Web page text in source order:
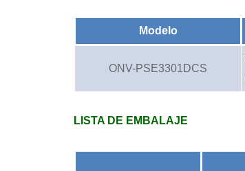
Modelo
ONV-PSE3301DCS
LISTA DE EMBALAJE